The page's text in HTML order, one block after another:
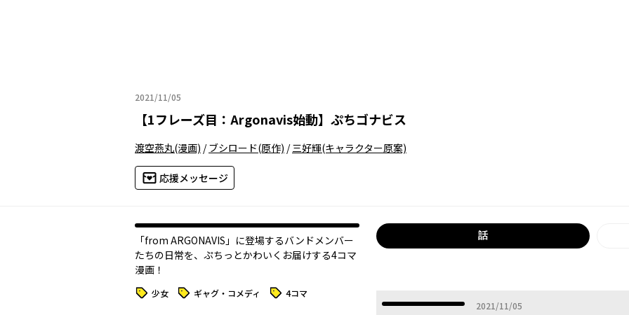
2021/11/05
2021年11月05日
【1フレーズ目：Argonavis始動】 ぷちゴナビス
渡空燕丸(漫画) /ブシロード(原作) /三好輝(キャラクター原案)
応援メッセージ
「from ARGONAVIS」に登場するバンドメンバー
たちの日常を、ぷちっとかわいくお届けする4コマ
漫画！
タグ 少女 タグ ギャグ・コメディ タグ 4コマ
話
2021/11/05
2021年11月05日